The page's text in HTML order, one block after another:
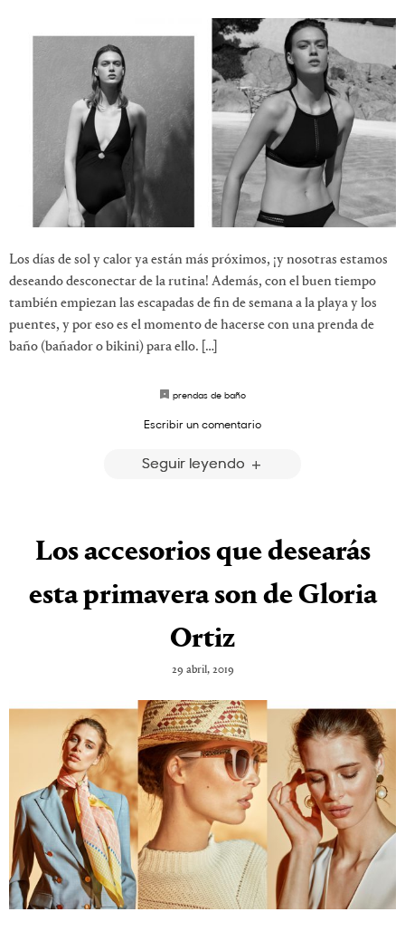
Los días de sol y calor ya están más próximos, ¡y nosotras estamos
deseando desconectar de la rutina! Además, con el buen tiempo
también empiezan las escapadas de fin de semana a la playa y los
puentes, y por eso es el momento de hacerse con una prenda de
baño (bañador o bikini) para ello. […]
prendas de baño
Escribir un comentario
Seguir leyendo
Los accesorios que desearás
esta primavera son de Gloria
Ortiz
29 abril, 2019